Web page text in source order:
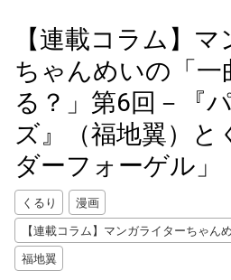
【連載コラム】
ちゃんめいの「一
る？」第6回－『
ズ』（福地翼）と
ダーフォーゲル」
くるり
漫画
【連載コラム】マンガライターちゃん
福地翼